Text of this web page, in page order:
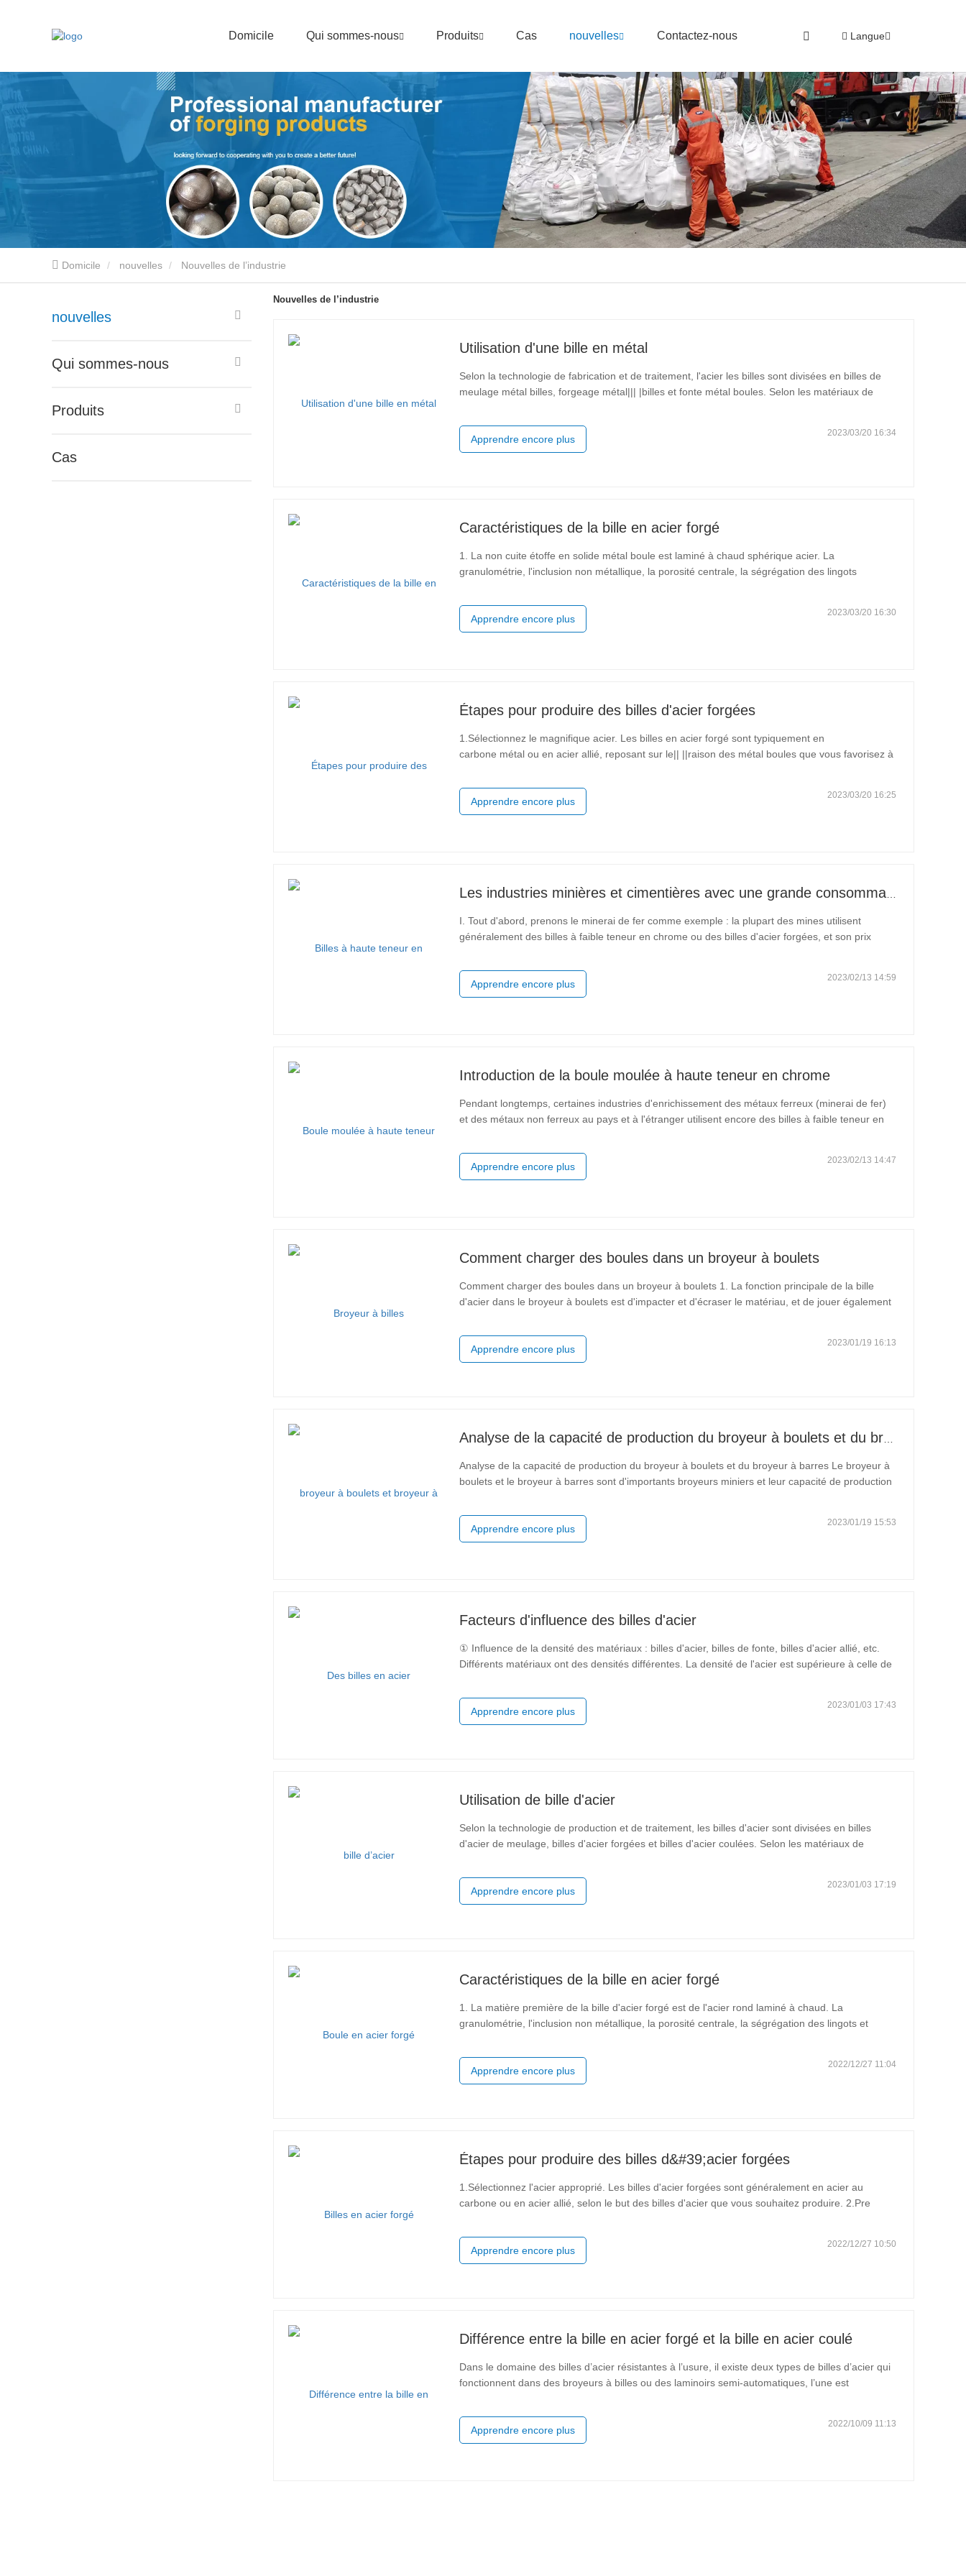
Domicile Qui sommes-nous Produits Cas nouvelles Contactez-nous Langue
Domicile nouvelles Nouvelles de l’industrie
nouvelles
Qui sommes-nous
Produits
Cas
Nouvelles de l’industrie
Utilisation d'une bille en métal
Selon la technologie de fabrication et de traitement, l'acier les billes sont divisées en billes de
meulage métal billes, forgeage métal||| |billes et fonte métal boules. Selon les matériaux de
carbone métal billes
Apprendre encore plus
2023/03/20 16:34
Caractéristiques de la bille en acier forgé
1. La non cuite étoffe en solide métal boule est laminé à chaud sphérique acier. La
granulométrie, l'inclusion non métallique, la porosité centrale, la ségrégation des lingots
les traits du haut de gamme
Apprendre encore plus
2023/03/20 16:30
Étapes pour produire des billes d'acier forgées
1.Sélectionnez le magnifique acier. Les billes en acier forgé sont typiquement en
carbone métal ou en acier allié, reposant sur le|| ||raison des métal boules que vous favorisez à
refroidissement et
Apprendre encore plus
2023/03/20 16:25
Les industries minières et cimentières avec une grande consommation de billes résistantes à l'usure ont une analyse détaillée des avantages économiques de l'utilisation de billes à haute teneur en chrome
I. Tout d'abord, prenons le minerai de fer comme exemple : la plupart des mines utilisent
généralement des billes à faible teneur en chrome ou des billes d'acier forgées, et son prix
poudre de concentré est
Apprendre encore plus
2023/02/13 14:59
Introduction de la boule moulée à haute teneur en chrome
Pendant longtemps, certaines industries d'enrichissement des métaux ferreux (minerai de fer)
et des métaux non ferreux au pays et à l'étranger utilisent encore des billes à faible teneur en
que certains
Apprendre encore plus
2023/02/13 14:47
Comment charger des boules dans un broyeur à boulets
Comment charger des boules dans un broyeur à boulets 1. La fonction principale de la bille
d'acier dans le broyeur à boulets est d'impacter et d'écraser le matériau, et de jouer également
répondre aux
Apprendre encore plus
2023/01/19 16:13
Analyse de la capacité de production du broyeur à boulets et du broyeur à barres
Analyse de la capacité de production du broyeur à boulets et du broyeur à barres Le broyeur à
boulets et le broyeur à barres sont d'importants broyeurs miniers et leur capacité de production
d'
Apprendre encore plus
2023/01/19 15:53
Facteurs d'influence des billes d'acier
① Influence de la densité des matériaux : billes d'acier, billes de fonte, billes d'acier allié, etc.
Différents matériaux ont des densités différentes. La densité de l'acier est supérieure à celle de
Apprendre encore plus
2023/01/03 17:43
Utilisation de bille d'acier
Selon la technologie de production et de traitement, les billes d'acier sont divisées en billes
d'acier de meulage, billes d'acier forgées et billes d'acier coulées. Selon les matériaux de
acier au
Apprendre encore plus
2023/01/03 17:19
Caractéristiques de la bille en acier forgé
1. La matière première de la bille d'acier forgé est de l'acier rond laminé à chaud. La
granulométrie, l'inclusion non métallique, la porosité centrale, la ségrégation des lingots et
caractéristiques d'un acier
Apprendre encore plus
2022/12/27 11:04
Étapes pour produire des billes d&#39;acier forgées
1.Sélectionnez l'acier approprié. Les billes d'acier forgées sont généralement en acier au
carbone ou en acier allié, selon le but des billes d'acier que vous souhaitez produire. 2.Pre
le traitement
Apprendre encore plus
2022/12/27 10:50
Différence entre la bille en acier forgé et la bille en acier coulé
Dans le domaine des billes d’acier résistantes à l’usure, il existe deux types de billes d’acier qui
fonctionnent dans des broyeurs à billes ou des laminoirs semi-automatiques, l’une est
2019). Les
Apprendre encore plus
2022/10/09 11:13